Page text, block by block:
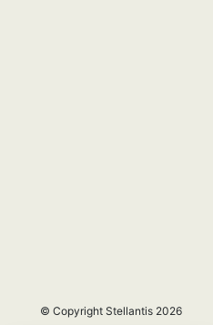
© Copyright Stellantis 2026